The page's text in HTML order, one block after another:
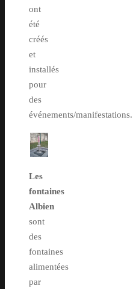
ont
été
créés
et
installés
pour
des
événements/manifestations.
Les
fontaines
Albien
sont
des
fontaines
alimentées
par